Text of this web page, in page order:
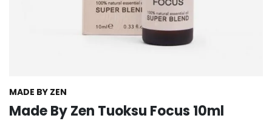
MADE BY ZEN
Made By Zen Tuoksu Focus 10ml